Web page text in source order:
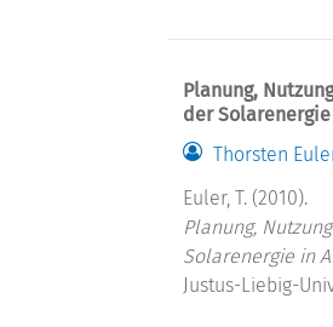
Planung,
der
Thorsten
Euler, T. (2010).
Planung,
Solarenergie in
Justus-Liebig-